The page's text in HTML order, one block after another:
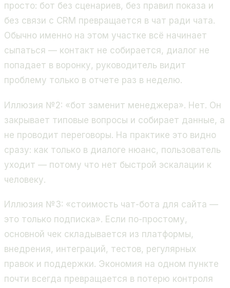
просто: бот без сценариев, без правил показа и
без связи с CRM превращается в чат ради чата.
Обычно именно на этом участке всё начинает
сыпаться — контакт не собирается, диалог не
попадает в воронку, руководитель видит
проблему только в отчете раз в неделю.
Иллюзия №2: «бот заменит менеджера». Нет. Он
закрывает типовые вопросы и собирает данные, а
не проводит переговоры. На практике это видно
сразу: как только в диалоге нюанс, пользователь
уходит — потому что нет быстрой эскалации к
человеку.
Иллюзия №3: «стоимость чат-бота для сайта —
это только подписка». Если по-простому,
основной чек складывается из платформы,
внедрения, интеграций, тестов, регулярных
правок и поддержки. Экономия на одном пункте
почти всегда превращается в потерю контроля